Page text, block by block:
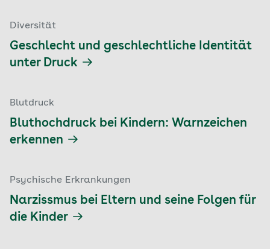
Diversität
Geschlecht und geschlechtliche Identität
unter Druck
Blutdruck
Bluthochdruck bei Kindern: Warnzeichen
erkennen
Psychische Erkrankungen
Narzissmus bei Eltern und seine Folgen für
die Kinder